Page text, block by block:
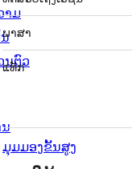
ພາສາ
ແທັກ
ມຸມມອງຂັ້ນສູງ
າມ
ນ
ນຕົວ
ນ